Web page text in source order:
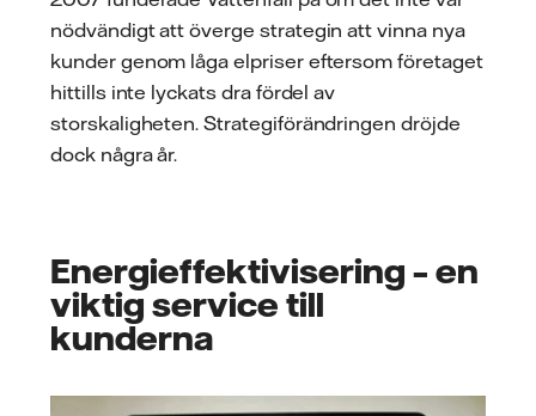
nödvändigt att överge strategin att vinna nya
kunder genom låga elpriser eftersom företaget
hittills inte lyckats dra fördel av
storskaligheten. Strategiförändringen dröjde
dock några år.
Energieffektivisering – en
viktig service till
kunderna